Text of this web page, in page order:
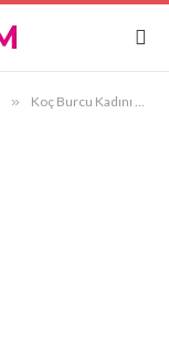
» Koç Burcu Kadını ve Kova Burcu Erkeği Uyumu